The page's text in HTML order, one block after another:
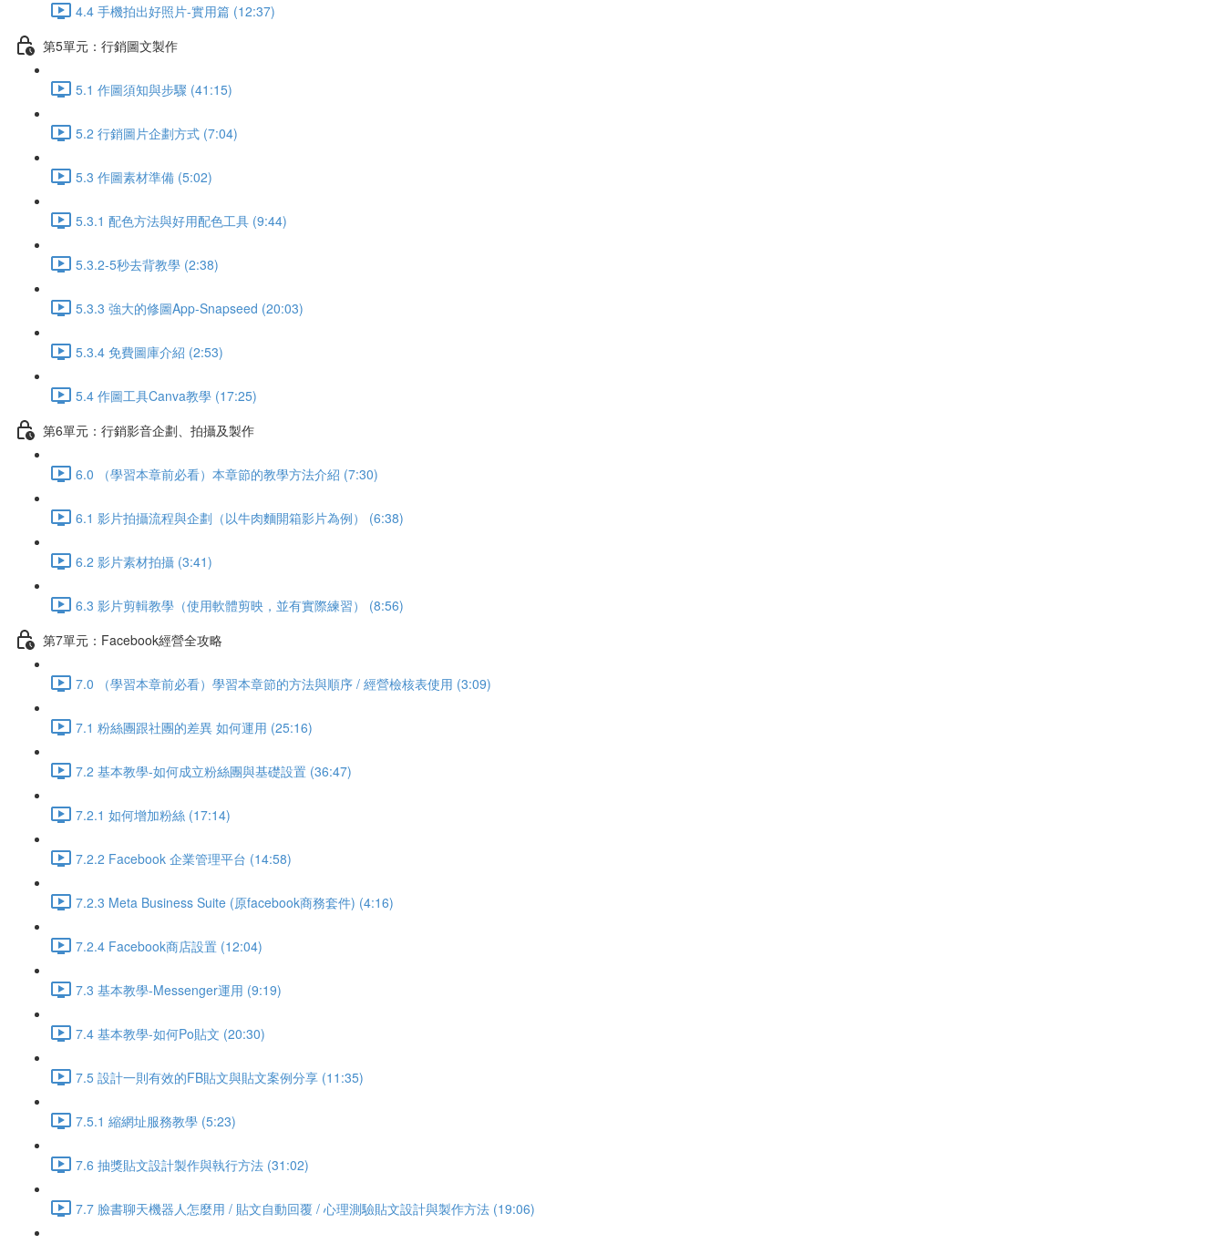
4.4 手機拍出好照片-實用篇 (12:37)
第5單元：行銷圖文製作
5.1 作圖須知與步驟 (41:15)
5.2 行銷圖片企劃方式 (7:04)
5.3 作圖素材準備 (5:02)
5.3.1 配色方法與好用配色工具 (9:44)
5.3.2-5秒去背教學 (2:38)
5.3.3 強大的修圖App-Snapseed (20:03)
5.3.4 免費圖庫介紹 (2:53)
5.4 作圖工具Canva教學 (17:25)
第6單元：行銷影音企劃、拍攝及製作
6.0 （學習本章前必看）本章節的教學方法介紹 (7:30)
6.1 影片拍攝流程與企劃（以牛肉麵開箱影片為例） (6:38)
6.2 影片素材拍攝 (3:41)
6.3 影片剪輯教學（使用軟體剪映，並有實際練習） (8:56)
第7單元：Facebook經營全攻略
7.0 （學習本章前必看）學習本章節的方法與順序 / 經營檢核表使用 (3:09)
7.1 粉絲團跟社團的差異 如何運用 (25:16)
7.2 基本教學-如何成立粉絲團與基礎設置 (36:47)
7.2.1 如何增加粉絲 (17:14)
7.2.2 Facebook 企業管理平台 (14:58)
7.2.3 Meta Business Suite (原facebook商務套件) (4:16)
7.2.4 Facebook商店設置 (12:04)
7.3 基本教學-Messenger運用 (9:19)
7.4 基本教學-如何Po貼文 (20:30)
7.5 設計一則有效的FB貼文與貼文案例分享 (11:35)
7.5.1 縮網址服務教學 (5:23)
7.6 抽獎貼文設計製作與執行方法 (31:02)
7.7 臉書聊天機器人怎麼用 / 貼文自動回覆 / 心理測驗貼文設計與製作方法 (19:06)